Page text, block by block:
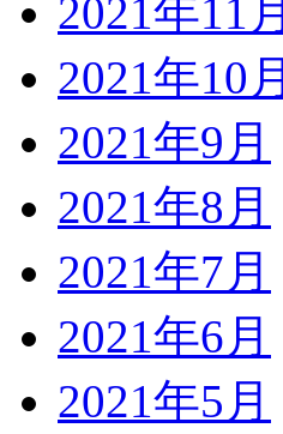
2021年11月
2021年10月
2021年9月
2021年8月
2021年7月
2021年6月
2021年5月